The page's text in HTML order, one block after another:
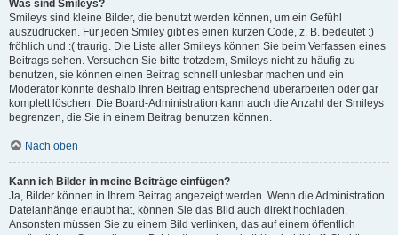
Was sind Smileys?
Smileys sind kleine Bilder, die benutzt werden können, um ein Gefühl
auszudrücken. Für jeden Smiley gibt es einen kurzen Code, z. B. bedeutet :)
fröhlich und :( traurig. Die Liste aller Smileys können Sie beim Verfassen eines
Beitrags sehen. Versuchen Sie bitte trotzdem, Smileys nicht zu häufig zu
benutzen, sie können einen Beitrag schnell unlesbar machen und ein
Moderator könnte deshalb Ihren Beitrag entsprechend überarbeiten oder gar
komplett löschen. Die Board-Administration kann auch die Anzahl der Smileys
begrenzen, die Sie in einem Beitrag benutzen können.
Nach oben
Kann ich Bilder in meine Beiträge einfügen?
Ja, Bilder können in Ihrem Beitrag angezeigt werden. Wenn die Administration
Dateianhänge erlaubt hat, können Sie das Bild auch direkt hochladen.
Ansonsten müssen Sie zu einem Bild verlinken, das auf einem öffentlich